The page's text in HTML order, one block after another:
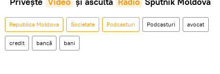
Republica Moldova Societate Podcasturi Podcasturi avocat
credit bancă bani